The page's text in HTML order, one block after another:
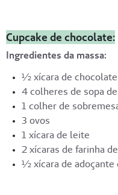
Cupcake de chocolate:
Ingredientes da massa:
½ xícara de
4 colheres de sopa
1 colher de
3 ovos
1 xícara de leite
2 xícaras de farinha
½ xícara de adoçante